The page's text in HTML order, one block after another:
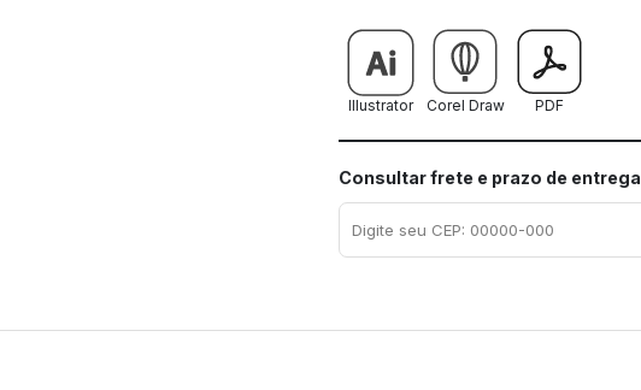
Illustrator Corel Draw PDF
Consultar frete e prazo de entrega